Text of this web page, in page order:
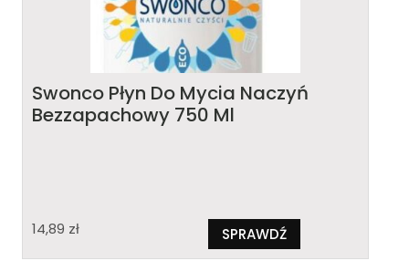
Swonco Płyn Do Mycia Naczyń
Bezzapachowy 750 Ml
14,89 zł SPRAWDŹ